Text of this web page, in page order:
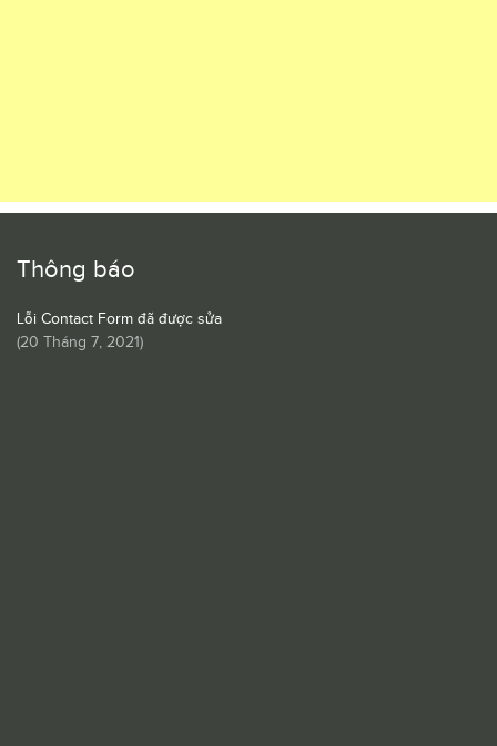
Thông báo
Lỗi Contact Form đã được sửa
(20 Tháng 7, 2021)